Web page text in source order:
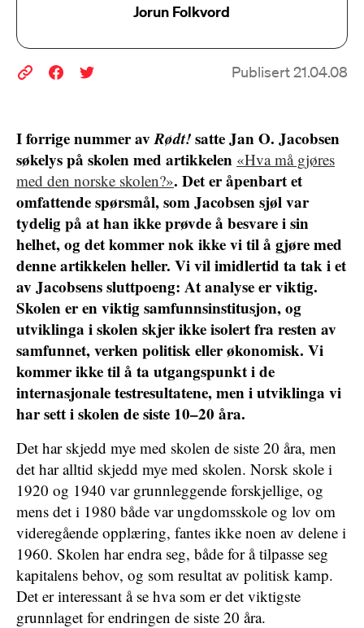
Jorun Folkvord
Publisert 21.04.08
I forrige nummer avRødt!satte Jan O. Jacobsen
søkelys på skolen med artikkelen «Hva må gjøres
med den norske skolen?». Det er åpenbart et
omfattende spørsmål, som Jacobsen sjøl var
tydelig på at han ikke prøvde å besvare i sin
helhet, og det kommer nok ikke vi til å gjøre med
denne artikkelen heller. Vi vil imidlertid ta tak i et
av Jacobsens sluttpoeng: At analyse er viktig.
Skolen er en viktig samfunnsinstitusjon, og
utviklinga i skolen skjer ikke isolert fra resten av
samfunnet, verken politisk eller økonomisk. Vi
kommer ikke til å ta utgangspunkt i de
internasjonale testresultatene, men i utviklinga vi
har sett i skolen de siste 10–20 åra.
Det har skjedd mye med skolen de siste 20 åra, men
det har alltid skjedd mye med skolen. Norsk skole i
1920 og 1940 var grunnleggende forskjellige, og
mens det i 1980 både var ungdomsskole og lov om
videregående opplæring, fantes ikke noen av delene i
1960. Skolen har endra seg, både for å tilpasse seg
kapitalens behov, og som resultat av politisk kamp.
Det er interessant å se hva som er det viktigste
grunnlaget for endringen de siste 20 åra.